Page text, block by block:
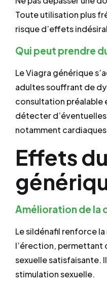
Toute utilisation plus
risque d’effets
Qui peut prendre
Le Viagra générique
adultes souffrant de
consultation préalable
détecter
notamment
Effets
Amélioration de la
Le sildénafil renforce
l’érection, permettant
sexuelle satisfaisante.
stimulation sexuelle.